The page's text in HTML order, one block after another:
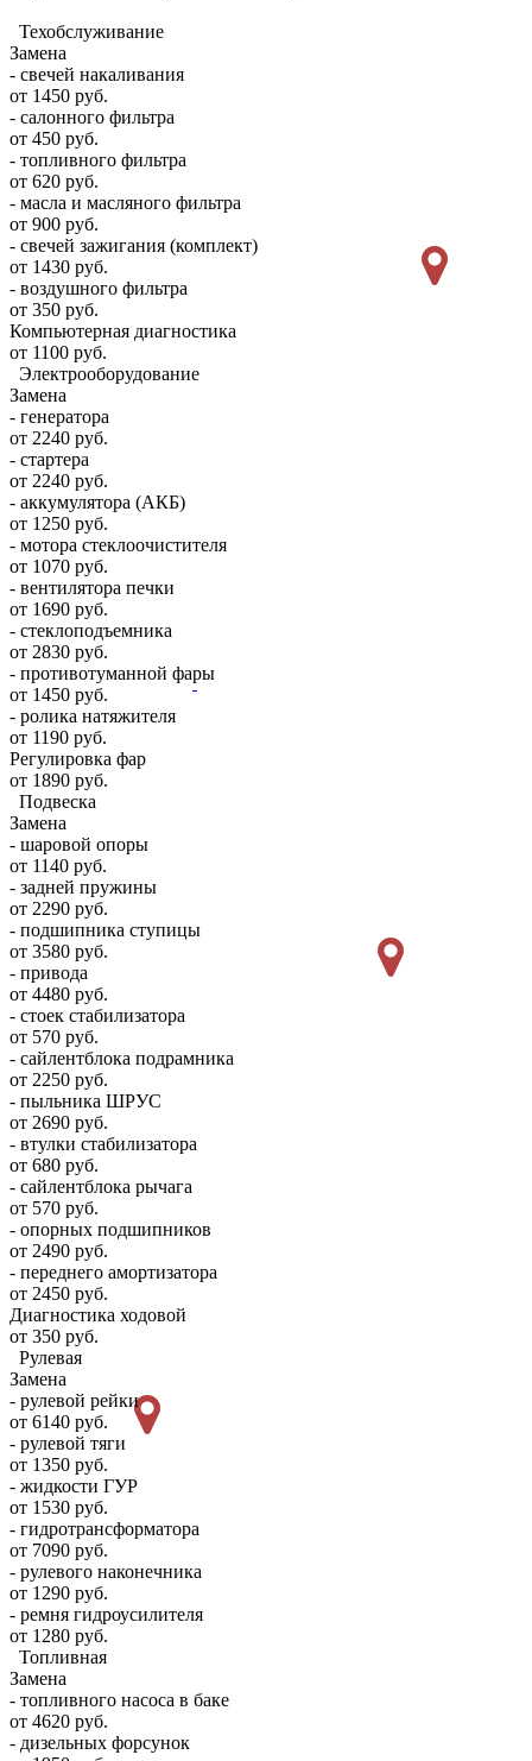
Техобслуживание
Замена
- свечей накаливания
от 1450 руб.
- салонного фильтра
от 450 руб.
- топливного фильтра
от 620 руб.
- масла и масляного фильтра
от 900 руб.
- свечей зажигания (комплект)
от 1430 руб.
- воздушного фильтра
от 350 руб.
Компьютерная диагностика
от 1100 руб.
Электрооборудование
Замена
- генератора
от 2240 руб.
- стартера
от 2240 руб.
- аккумулятора (АКБ)
от 1250 руб.
- мотора стеклоочистителя
от 1070 руб.
- вентилятора печки
от 1690 руб.
- стеклоподъемника
от 2830 руб.
- противотуманной фары
от 1450 руб.
- ролика натяжителя
от 1190 руб.
Регулировка фар
от 1890 руб.
Подвеска
Замена
- шаровой опоры
от 1140 руб.
- задней пружины
от 2290 руб.
- подшипника ступицы
от 3580 руб.
- привода
от 4480 руб.
- стоек стабилизатора
от 570 руб.
- сайлентблока подрамника
от 2250 руб.
- пыльника ШРУС
от 2690 руб.
- втулки стабилизатора
от 680 руб.
- сайлентблока рычага
от 570 руб.
- опорных подшипников
от 2490 руб.
- переднего амортизатора
от 2450 руб.
Диагностика ходовой
от 350 руб.
Рулевая
Замена
- рулевой рейки
от 6140 руб.
- рулевой тяги
от 1350 руб.
- жидкости ГУР
от 1530 руб.
- гидротрансформатора
от 7090 руб.
- рулевого наконечника
от 1290 руб.
- ремня гидроусилителя
от 1280 руб.
Топливная
Замена
- топливного насоса в баке
от 4620 руб.
- дизельных форсунок